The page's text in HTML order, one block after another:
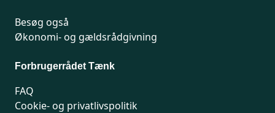
Besøg også
Økonomi- og gældsrådgivning
Forbrugerrådet Tænk
FAQ
Cookie- og privatlivspolitik